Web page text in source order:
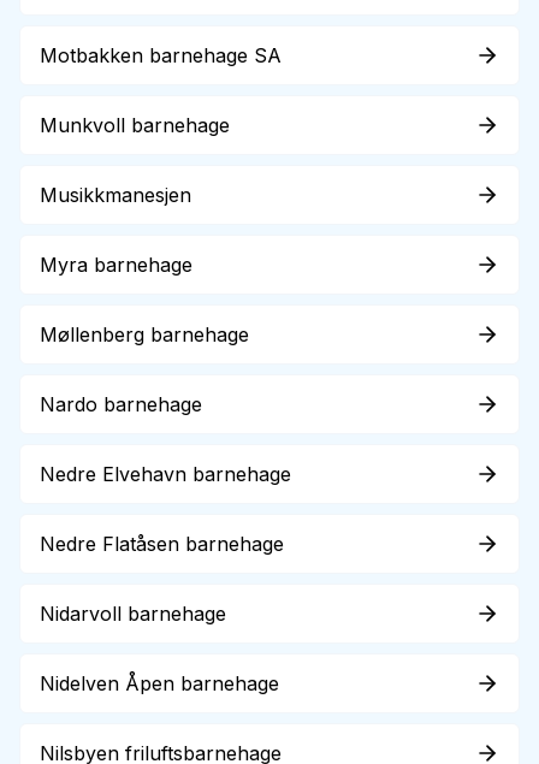
Motbakken barnehage SA
Munkvoll barnehage
Musikkmanesjen
Myra barnehage
Møllenberg barnehage
Nardo barnehage
Nedre Elvehavn barnehage
Nedre Flatåsen barnehage
Nidarvoll barnehage
Nidelven Åpen barnehage
Nilsbyen friluftsbarnehage